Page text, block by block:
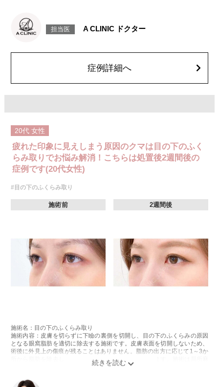
後一時的に生じることがございますが、通常は数日〜1週間程度で自然に軽
快します。また、稀に細菌感染症、ふくらみの残り・凹み、しわ・たるみ
オプション：笑気麻酔 3,300円(税込)
担当医 A CLINIC ドクター
症例詳細へ
20代 女性
疲れた印象に見えしまう原因のクマは目の下のふく
らみ取りでお悩み解消！こちらは処置後2週間後の
症例です(20代女性)
#目の下のふくらみ取り
施術前 2週間後
施術名：目の下のふくらみ取り
施術内容：皮膚を切らずに下瞼の裏側を切開し、目の下のふくらみの原因
となる眼窩脂肪を適切に除去する施術です。皮膚表面を切開しないため、
術後に外見上の傷痕が残ることはありません。脂肪の出方に応じて1～3か
所から脂肪を除去し、目の下の凹凸をなめらかに整えます。施術は局所麻
リスク、副作用：腫れ、内出血、疼痛、目がごろごろする違和感などが術